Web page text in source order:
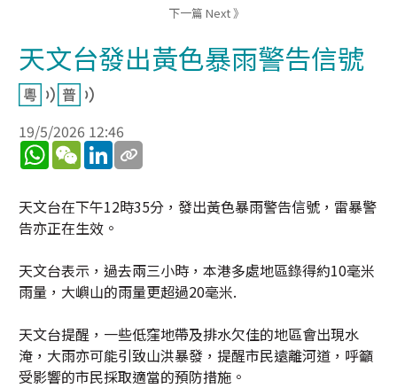
下一篇 Next 》
天文台發出黃色暴雨警告信號
19/5/2026 12:46
WhatsApp
WeChatLinkedIn
天文台在下午12時35分，發出黃色暴雨警告信號，雷暴警
告亦正在生效。
天文台表示，過去兩三小時，本港多處地區錄得約10毫米
雨量，大嶼山的雨量更超過20毫米.
天文台提醒，一些低窪地帶及排水欠佳的地區會出現水
淹，大雨亦可能引致山洪暴發，提醒市民遠離河道，呼籲
受影響的市民採取適當的預防措施。